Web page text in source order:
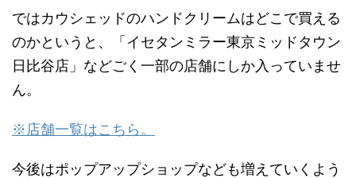
ではカウシェッドのハンドクリームはどこで買える
のかというと、「イセタンミラー東京ミッドタウン
日比谷店」などごく一部の店舗にしか入っていませ
ん。
※店舗一覧はこちら。
今後はポップアップショップなども増えていくよう